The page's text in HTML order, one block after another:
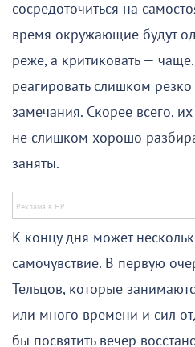
сосредоточиться на
время окружающие будут
реже, а критиковать —
реагировать слишком
замечания. Скорее всего,
не слишком хорошо
заняты.
К концу дня может
самочувствие. В первую
Тельцов, которые
или много времени и сил
бы посвятить вечер